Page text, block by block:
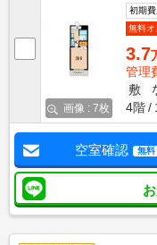
画像 : 7枚
初期
無料オ
3.7
管理
敷
4階
空室確認 無料